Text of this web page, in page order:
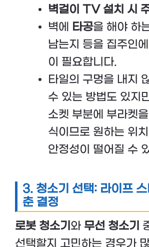
벽걸이 TV 설치 시
벽에 타공을 해야 하
남는지 등을 집주인
이 필요합니다.
타일의 구멍을 내지
수 있는 방법도 있지
소켓 부분에 부라켓
식이므로 원하는 위
안정성이 떨어질 수
3. 청소기 선택: 라이프
춘 결정
로봇 청소기 와 무선 청소기
선택할지 고민하는 경우가